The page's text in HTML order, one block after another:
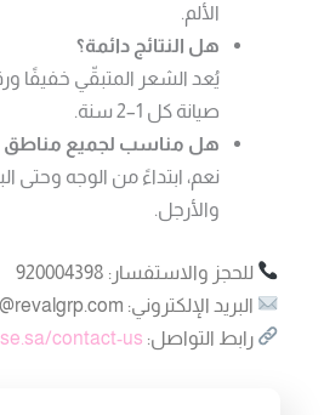
الألم.
هل النتائج دائمة؟
يُعد الشعر المتبقّي خفيفًا
صيانة كل 1–2 سنة.
هل مناسب لجميع مناطق
نعم، ابتداءً من الوجه وحتى
والأرجل.
للحجز والاستفسار: 920004398
البريد الإلكتروني:
رابط التواصل: contact-us/